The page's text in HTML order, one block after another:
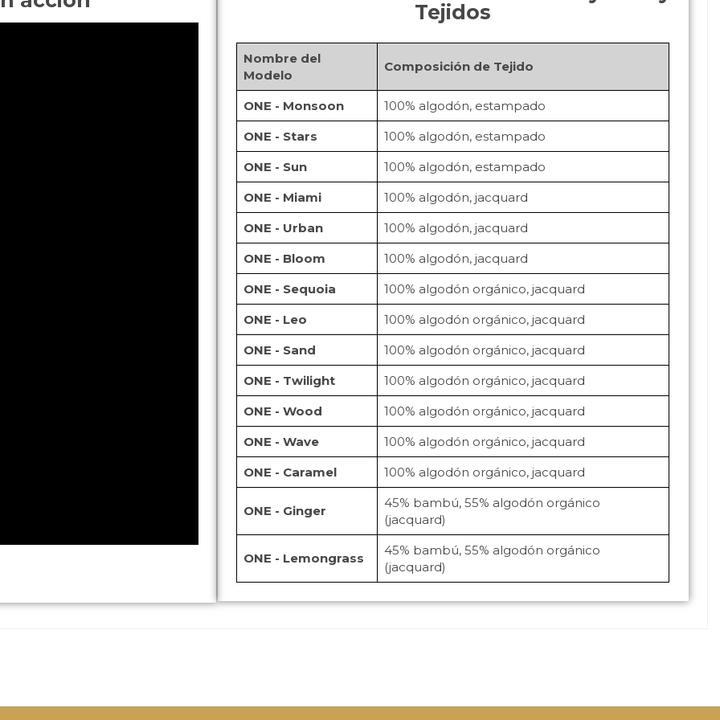
Tejidos
Nombre del
Modelo
Composición de Tejido
ONE - Monsoon
100% algodón, estampado
ONE - Stars
100% algodón, estampado
ONE - Sun
100% algodón, estampado
ONE - Miami
100% algodón, jacquard
ONE - Urban
100% algodón, jacquard
ONE - Bloom
100% algodón, jacquard
ONE - Sequoia
100% algodón orgánico, jacquard
ONE - Leo
100% algodón orgánico, jacquard
ONE - Sand
100% algodón orgánico, jacquard
ONE - Twilight
100% algodón orgánico, jacquard
ONE - Wood
100% algodón orgánico, jacquard
ONE - Wave
100% algodón orgánico, jacquard
ONE - Caramel
100% algodón orgánico, jacquard
ONE - Ginger
45% bambú, 55% algodón orgánico
(jacquard)
ONE - Lemongrass
45% bambú, 55% algodón orgánico
(jacquard)